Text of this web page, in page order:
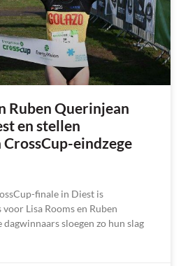
Ruben Querinjean
en stellen
eindzege
finale in Diest is
Lisa Rooms en Ruben
sloegen zo hun slag